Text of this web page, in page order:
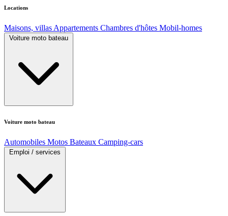
Locations
Maisons, villas Appartements Chambres d'hôtes Mobil-homes
Voiture moto bateau
Voiture moto bateau
Automobiles Motos Bateaux Camping-cars
Emploi / services